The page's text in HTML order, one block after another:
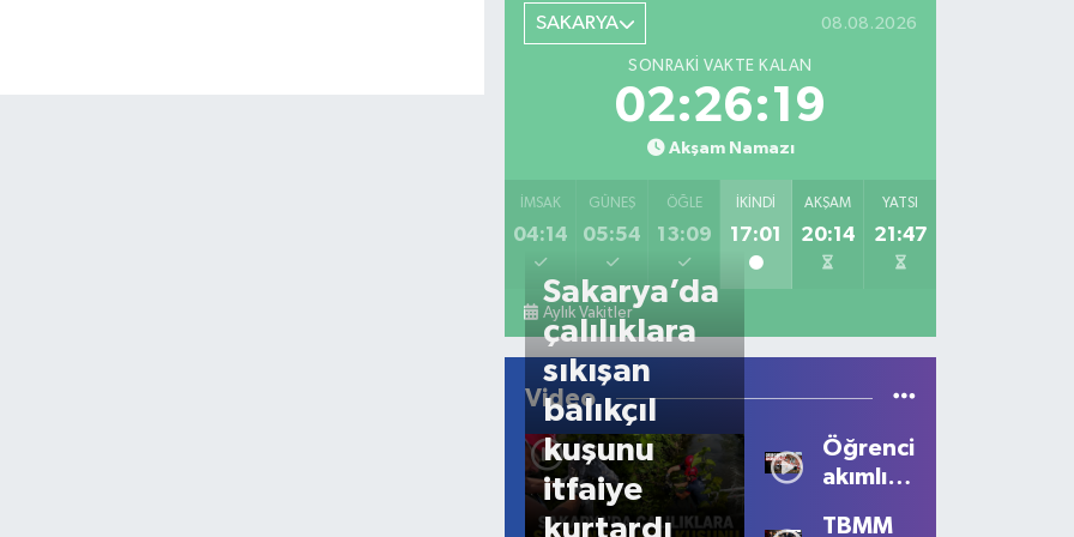
SAKARYA 08.08.2026
SONRAKI VAKTE KALAN
02:26:19
Akşam Namazı
İMSAK
04:14
GÜNEŞ
05:54
ÖĞLE
13:09
İKINDI
17:01
AKŞAM
20:14
YATSI
21:47
Aylık Vakitler
Video
Sakarya’da
çalılıklara
sıkışan
balıkçıl
kuşunu
itfaiye
kurtardı
Öğrencilerden
akımlı
TBMM